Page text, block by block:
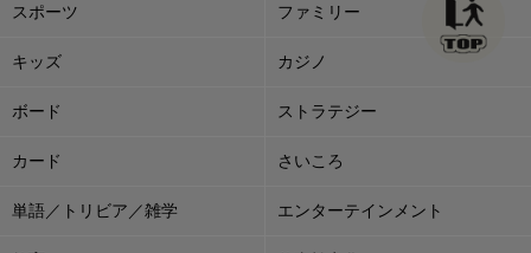
スポーツ ファミリー
キッズ カジノ
ボード ストラテジー
カード さいころ
単語／トリビア／雑学 エンターテインメント